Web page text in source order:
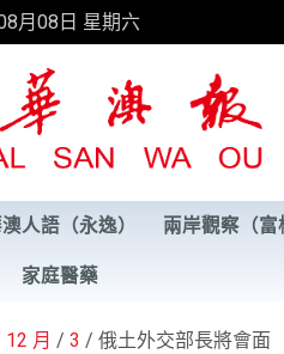
月08日 星期六
報
人語（永逸） 兩岸觀察（富
家庭醫藥
12 月 3 俄土外交部長將會面